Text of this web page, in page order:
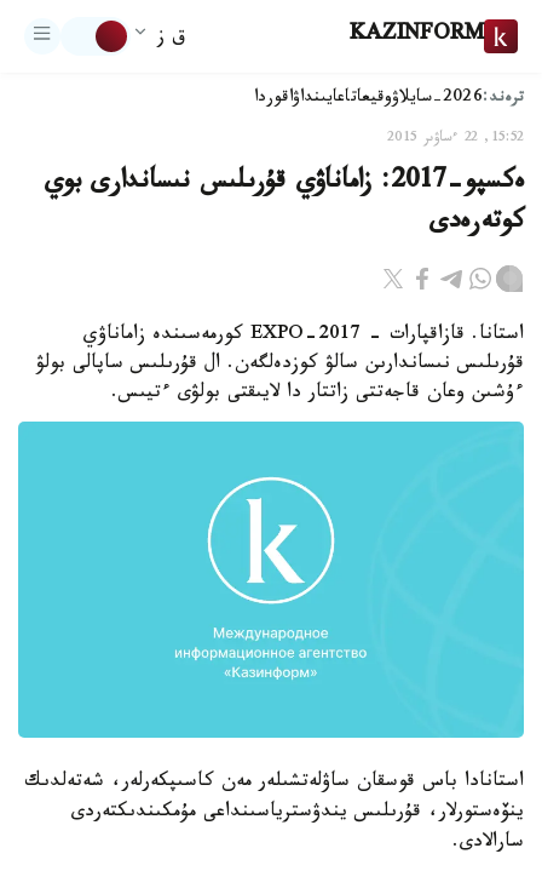
KAZINFORM ق ز
ترەند:2026-سايلاۋ وقيعاتاعايىنداۋاقوردا
15:52, 22 ءساۋىر 2015
ەكسپو-2017: زاماناۋي قۇرىلىس نىساندارى بوي
كوتەرەدى
استانا. قازاقپارات - EXPO-2017 كورمەسىندە زاماناۋي
قۇرىلىس نىساندارىن سالۋ كوزدەلگەن. ال قۇرىلىس ساپالى بولۋ
ءۇشىن وعان قاجەتتى زاتتار دا لايىقتى بولۋى ءتيىس.
استانادا باس قوسقان ساۋلەتشىلەر مەن كاسىپكەرلەر، شەتەلدىك
ينۆەستورلار، قۇرىلىس يندۋسترياسىنداعى مۇمكىندىكتەردى
سارالادى.